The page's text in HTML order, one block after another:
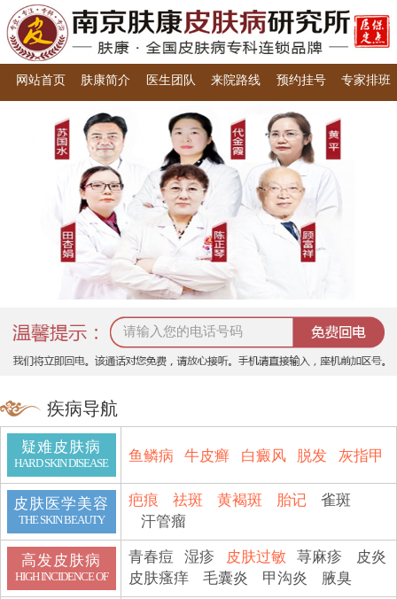
网站首页 肤康简介 医生团队 来院路线 预约挂号 专家排班
疾病导航
疑难皮肤病
HARD SKIN DISEASE 鱼鳞病 牛皮癣 白癜风 脱发 灰指甲
皮肤医学美容
THE SKIN BEAUTY
疤痕 祛斑 黄褐斑 胎记
雀斑
汗管瘤
高发皮肤病
HIGH INCIDENCE OF
青春痘 湿疹 皮肤过敏 荨麻疹
皮炎
皮肤瘙痒
毛囊炎 甲沟炎 腋臭